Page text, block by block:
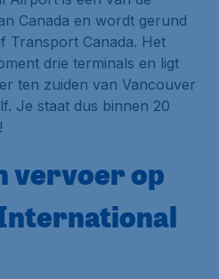
Canada en wordt gerund
Transport Canada. Het
drie terminals en ligt
ten zuiden van Vancouver
Je staat dus binnen 20
vervoer op